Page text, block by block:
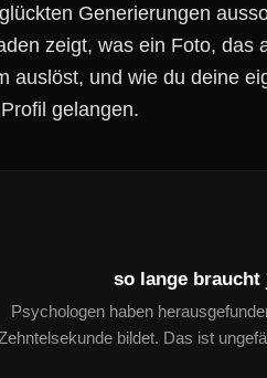
Generierungen
zeigt, was ein Foto, das
auslöst, und wie du deine
gelangen.
so lange braucht
Psychologen haben
bildet. Das ist